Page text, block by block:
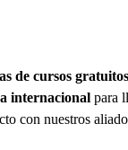
de cursos gratuitos
internacional para
con nuestros